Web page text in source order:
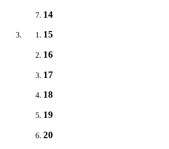
14
15
16
17
18
19
20